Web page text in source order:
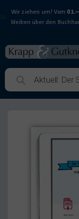
Wir ziehen um! Vom
bleiben über den